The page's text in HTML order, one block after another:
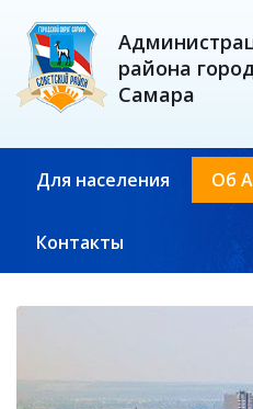
района
Самара
Для населения Об
Контакты